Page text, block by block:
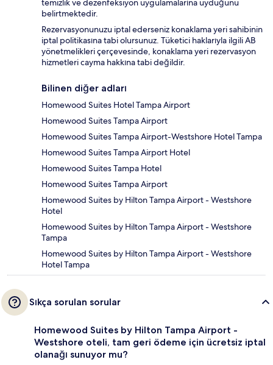
temizlik ve dezenfeksiyon uygulamalarına uyduğunu
belirtmektedir.
Rezervasyonunuzu iptal ederseniz konaklama yeri sahibinin
iptal politikasına tabi olursunuz. Tüketici haklarıyla ilgili AB
yönetmelikleri çerçevesinde, konaklama yeri rezervasyon
hizmetleri cayma hakkına tabi değildir.
Bilinen diğer adları
Homewood Suites Hotel Tampa Airport
Homewood Suites Tampa Airport
Homewood Suites Tampa Airport-Westshore Hotel Tampa
Homewood Suites Tampa Airport Hotel
Homewood Suites Tampa Hotel
Homewood Suites Tampa Airport
Homewood Suites by Hilton Tampa Airport - Westshore
Hotel
Homewood Suites by Hilton Tampa Airport - Westshore
Tampa
Homewood Suites by Hilton Tampa Airport - Westshore
Hotel Tampa
Sıkça sorulan sorular
Homewood Suites by Hilton Tampa Airport -
Westshore oteli, tam geri ödeme için ücretsiz iptal
olanağı sunuyor mu?